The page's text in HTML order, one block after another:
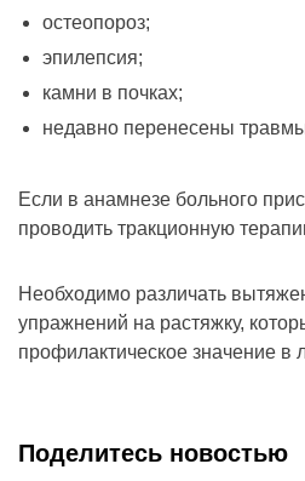
остеопороз;
эпилепсия;
камни в почках;
недавно перенесены
Если в анамнезе больного
проводить тракционную
Необходимо различать
упражнений на растяжку,
профилактическое значение в
Поделитесь новостью